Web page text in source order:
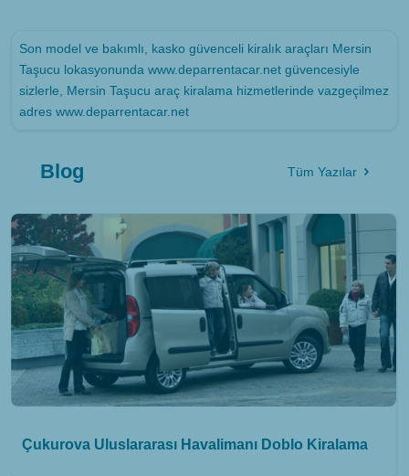
Son model ve bakımlı, kasko güvenceli kiralık araçları Mersin
Taşucu lokasyonunda www.deparrentacar.net güvencesiyle
sizlerle, Mersin Taşucu araç kiralama hizmetlerinde vazgeçilmez
adres www.deparrentacar.net
Blog Tüm Yazılar
Çukurova Uluslararası Havalimanı Doblo Kiralama